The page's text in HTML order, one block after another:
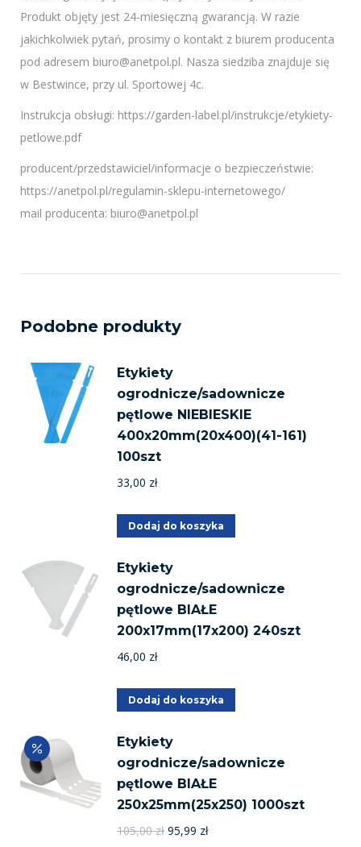
Produkt objęty jest 24-miesięczną gwarancją. W razie
jakichkolwiek pytań, prosimy o kontakt z biurem producenta
pod adresem biuro@anetpol.pl. Nasza siedziba znajduje się
w Bestwince, przy ul. Sportowej 4c.
Instrukcja obsługi: https://garden-label.pl/instrukcje/etykiety-
petlowe.pdf
producent/przedstawiciel/informacje o bezpieczeństwie:
https://anetpol.pl/regulamin-sklepu-internetowego/
mail producenta: biuro@anetpol.pl
Podobne produkty
Etykiety
ogrodnicze/sadownicze
pętlowe NIEBIESKIE
400x20mm(20x400)(41-161)
100szt
33,00 zł
Dodaj do koszyka
Etykiety
ogrodnicze/sadownicze
pętlowe BIAŁE
200x17mm(17x200) 240szt
46,00 zł
Dodaj do koszyka
Etykiety
ogrodnicze/sadownicze
pętlowe BIAŁE
250x25mm(25x250) 1000szt
105,00zł Pierwotna
95,99 złAktualna